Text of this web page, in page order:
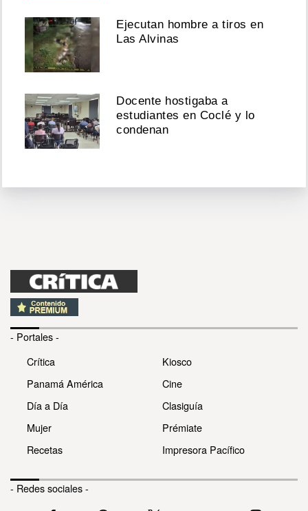
Ejecutan hombre a tiros en
Las Alvinas
Docente hostigaba a
estudiantes en Coclé y lo
condenan
- Portales -
Crítica
Panamá América
Día a Día
Mujer
Recetas
Kiosco
Cine
Clasiguía
Prémiate
Impresora Pacífico
- Redes sociales -